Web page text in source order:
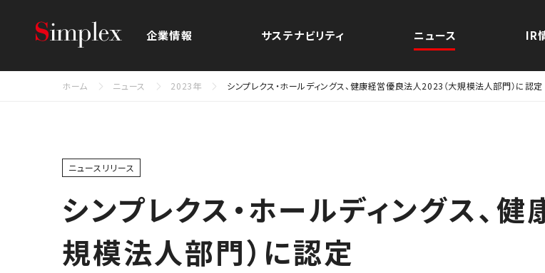
シンプレクス・ホールディングス株式会社
企業情報 サステナビリティ ニュース IR
ホーム ニュース 2023年 シンプレクス・ホールディングス、健康経営優良法人2023（大規模法人部門）に認定
ニュースリリース
シンプレクス・ホールディングス、
規模法人部門）に認定